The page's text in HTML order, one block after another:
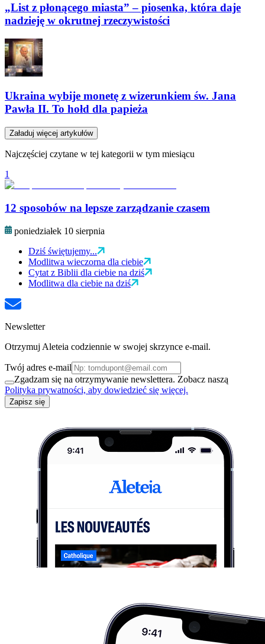
„List z płonącego miasta” – piosenka, która daje
nadzieję w okrutnej rzeczywistości
Ukraina wybije monetę z wizerunkiem św. Jana
Pawła II. To hołd dla papieża
Załaduj więcej artykułów
Najczęściej czytane w tej kategorii w tym miesiącu
1
12 sposobów na lepsze zarządzanie czasem
poniedziałek 10 sierpnia
Dziś świętujemy...
Modlitwa wieczorna dla ciebie
Cytat z Biblii dla ciebie na dziś
Modlitwa dla ciebie na dziś
Newsletter
Otrzymuj Aleteia codziennie w swojej skrzynce e-mail.
Twój adres e-mail
Zgadzam się na otrzymywanie newslettera. Zobacz naszą
Polityka prywatności, aby dowiedzieć się więcej.
Zapisz się